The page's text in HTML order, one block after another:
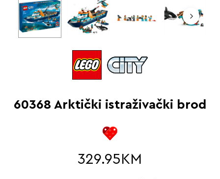
60368 Arktički istraživački brod
329.95 KM